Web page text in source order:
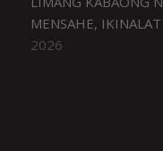
MENSAHE,
2026